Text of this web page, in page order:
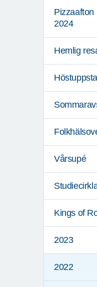
Pizzaafton
2024
Hemlig
Vårsupé
Kings of
2023
2022